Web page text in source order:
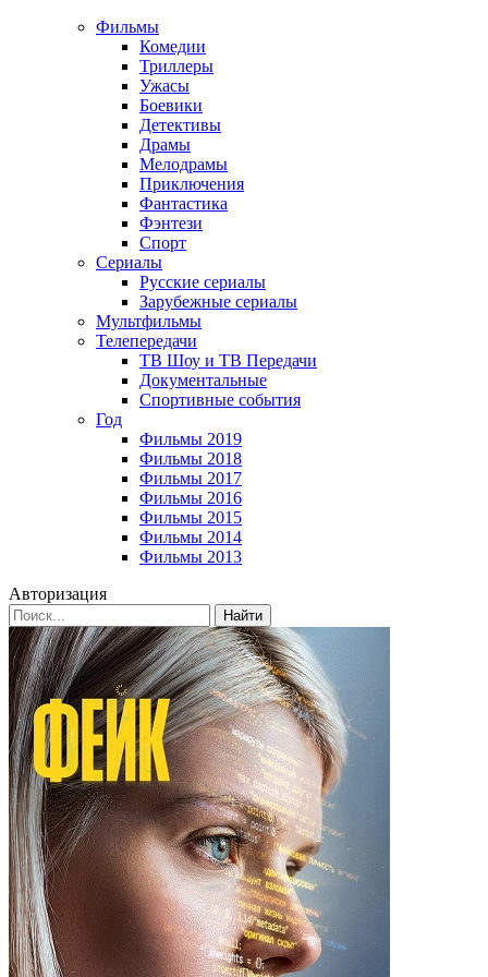
Фильмы
Комедии
Триллеры
Ужасы
Боевики
Детективы
Драмы
Мелодрамы
Приключения
Фантастика
Фэнтези
Спорт
Сериалы
Русские сериалы
Зарубежные сериалы
Мультфильмы
Телепередачи
ТВ Шоу и ТВ Передачи
Документальные
Спортивные события
Год
Фильмы 2019
Фильмы 2018
Фильмы 2017
Фильмы 2016
Фильмы 2015
Фильмы 2014
Фильмы 2013
Авторизация
Найти